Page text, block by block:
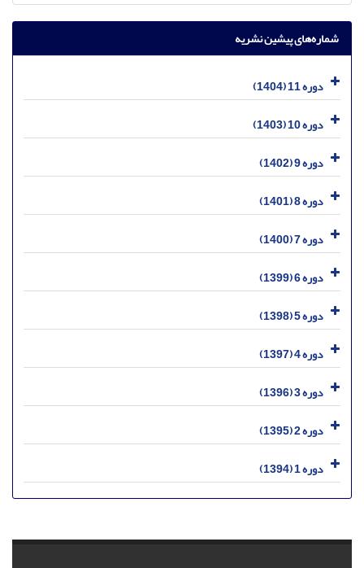
شماره‌های پیشین نشریه
دوره 11 (1404)
دوره 10 (1403)
دوره 9 (1402)
دوره 8 (1401)
دوره 7 (1400)
دوره 6 (1399)
دوره 5 (1398)
دوره 4 (1397)
دوره 3 (1396)
دوره 2 (1395)
دوره 1 (1394)